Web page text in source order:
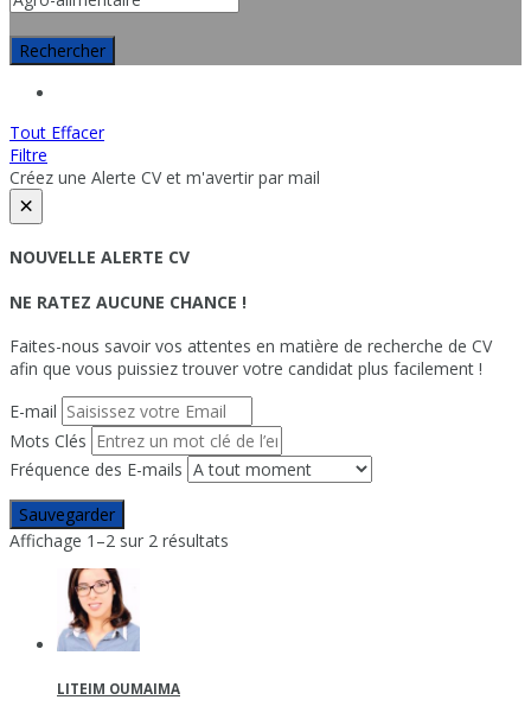
Rechercher
Tout Effacer
Filtre
Créez une Alerte CV et m'avertir par mail
×
NOUVELLE ALERTE CV
NE RATEZ AUCUNE CHANCE !
Faites-nous savoir vos attentes en matière de recherche de CV
afin que vous puissiez trouver votre candidat plus facilement !
E-mail
Mots Clés
Fréquence des E-mails
Sauvegarder
Affichage 1–2 sur 2 résultats
LITEIM OUMAIMA